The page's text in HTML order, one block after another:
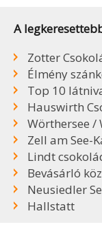
A
Zotter
Élmény
Top 10
Hauswirth
Wörthersee /
Zell am See-
Lindt
Bevásárló
Neusiedler
Hallstatt